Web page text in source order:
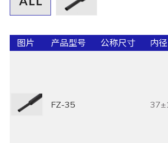
图片 产品型号 公称尺寸 内
FZ-35